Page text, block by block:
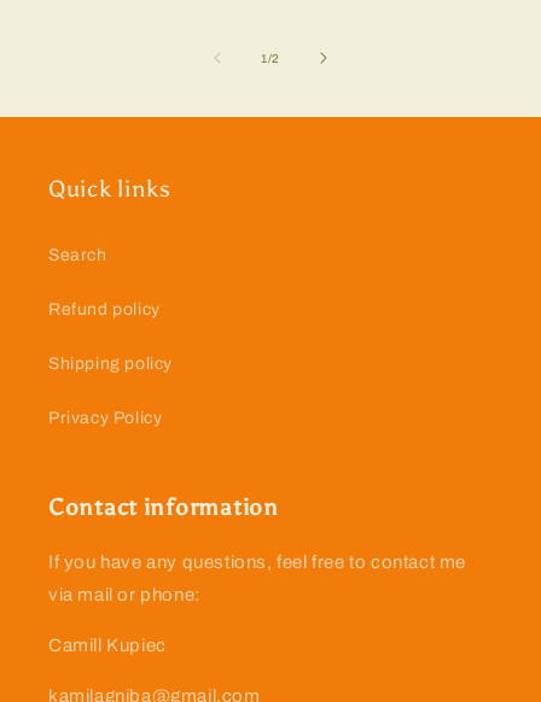
1/z2
Quick links
Search
Refund policy
Shipping policy
Privacy Policy
Contact information
If you have any questions, feel free to contact me
via mail or phone:
Camill Kupiec
kamilagniba@gmail.com